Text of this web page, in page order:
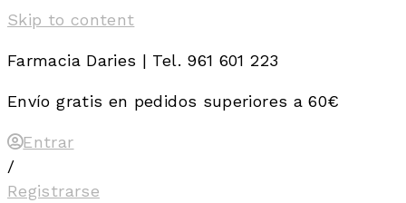
Skip to content
Farmacia Daries | Tel. 961 601 223
Envío gratis en pedidos superiores a 60€
Entrar
/
Registrarse